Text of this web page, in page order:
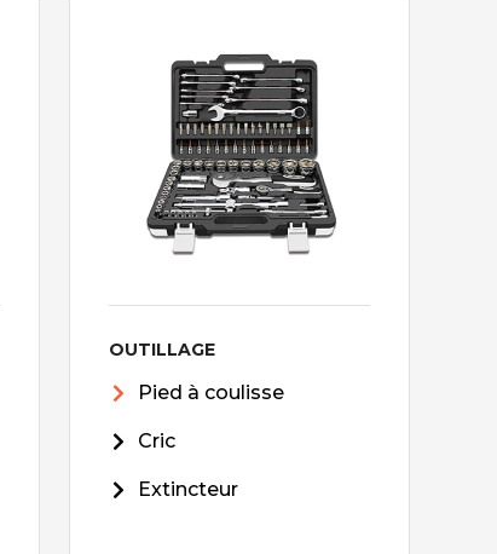
OUTILLAGE
Pied à coulisse
Cric
Extincteur